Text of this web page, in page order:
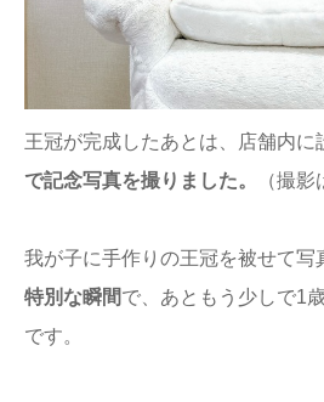
王冠が完成したあとは、店舗内に
で記念写真を撮りました。
（撮
我が子に手作りの王冠を被せて写
特別な瞬間で、あともう少しで1
です。